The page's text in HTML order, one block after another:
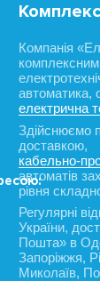
Компанія
автоматика,
електрична
Здійснюємо
доставкою,
кабельно-
автоматів
рівня
Регулярні
України,
Пошта» в
Запоріжжя,
Миколаїв,